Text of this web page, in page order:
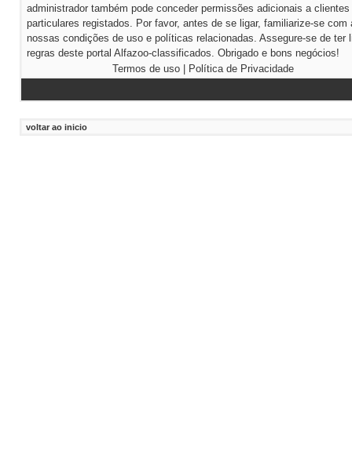
administrador também pode conceder permissões adicionais a clientes
particulares registados. Por favor, antes de se ligar, familiarize-se com
nossas condições de uso e políticas relacionadas. Assegure-se de ter
regras deste portal Alfazoo-classificados. Obrigado e bons negócios!
Termos de uso| Política de Privacidade
voltar ao inicio